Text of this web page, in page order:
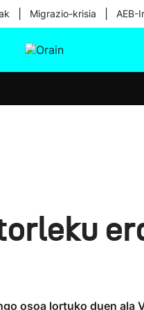
Migrazio-krisia AEB-
osoa lortuko duen ala